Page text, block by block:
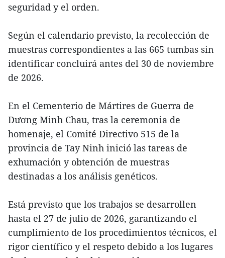
seguridad y el orden.
Según el calendario previsto, la recolección de
muestras correspondientes a las 665 tumbas sin
identificar concluirá antes del 30 de noviembre
de 2026.
En el Cementerio de Mártires de Guerra de
Dương Minh Chau, tras la ceremonia de
homenaje, el Comité Directivo 515 de la
provincia de Tay Ninh inició las tareas de
exhumación y obtención de muestras
destinadas a los análisis genéticos.
Está previsto que los trabajos se desarrollen
hasta el 27 de julio de 2026, garantizando el
cumplimiento de los procedimientos técnicos, el
rigor científico y el respeto debido a los lugares